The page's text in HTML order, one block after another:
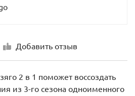
Добавить отзыв
2 в 1 поможет воссоздать
из 3-го сезона одноименного